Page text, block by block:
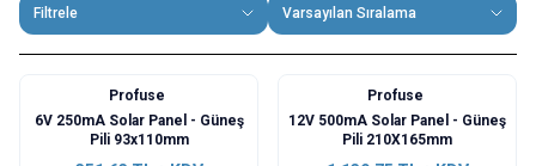
Filtrele Varsayılan Sıralama
Profuse
6V 250mA Solar Panel - Güneş
Pili 93x110mm
Profuse
12V 500mA Solar Panel - Güneş
Pili 210X165mm